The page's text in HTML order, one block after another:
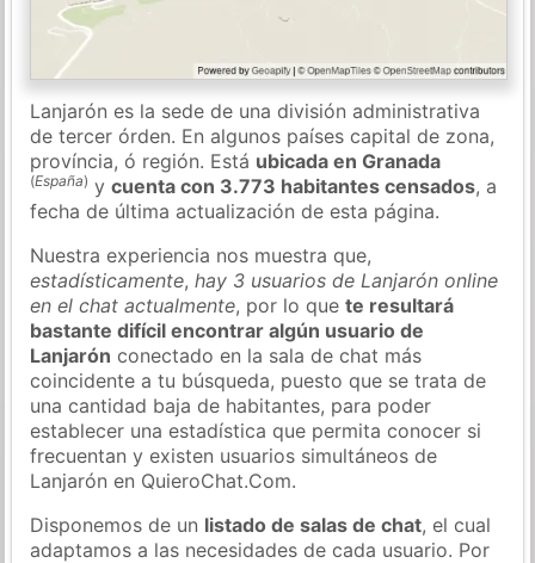
Lanjarón es la sede de una división administrativa
de tercer órden. En algunos países capital de zona,
província, ó región. Está ubicada en Granada
(España) ycuenta con 3.773 habitantes censados, a
fecha de última actualización de esta página.
Nuestra experiencia nos muestra que,
estadísticamente,hay 3 usuarios de Lanjarón online
en el chat actualmente, por lo quete resultará
bastante difícil encontrar algún usuario de
Lanjarón conectado en la sala de chat más
coincidente a tu búsqueda, puesto que se trata de
una cantidad baja de habitantes, para poder
establecer una estadística que permita conocer si
frecuentan y existen usuarios simultáneos de
Lanjarón en QuieroChat.Com.
Disponemos de un listado de salas de chat, el cual
adaptamos a las necesidades de cada usuario. Por